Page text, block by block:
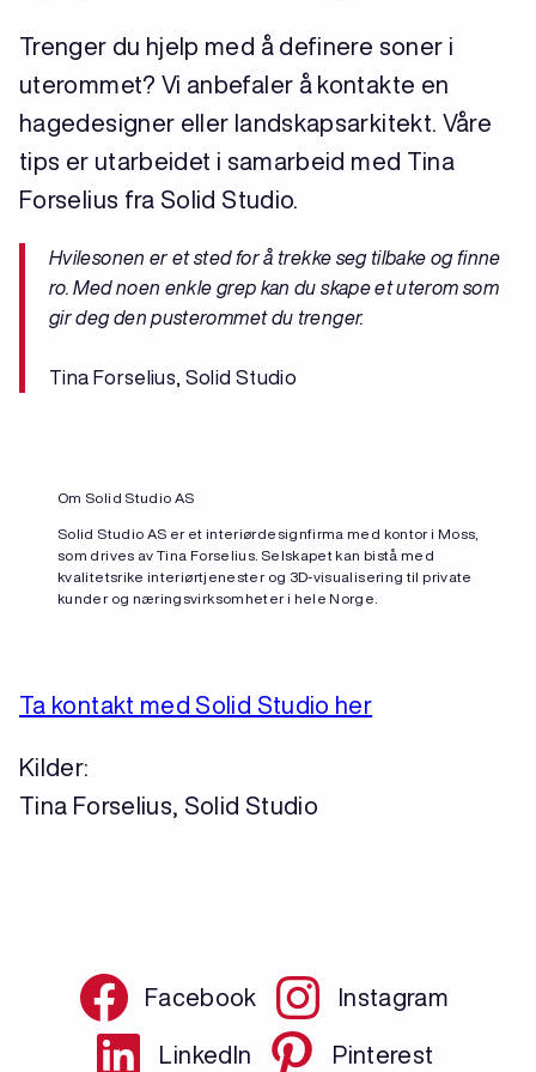
Trenger du hjelp med å definere soner i
uterommet? Vi anbefaler å kontakte en
hagedesigner eller landskapsarkitekt. Våre
tips er utarbeidet i samarbeid med Tina
Forselius fra Solid Studio.
Hvilesonen er et sted for å trekke seg tilbake og finne
ro. Med noen enkle grep kan du skape et uterom som
gir deg den pusterommet du trenger.
Tina Forselius, Solid Studio
Om Solid Studio AS
Solid Studio AS er et interiørdesignfirma med kontor i Moss,
som drives av Tina Forselius. Selskapet kan bistå med
kvalitetsrike interiørtjenester og 3D-visualisering til private
kunder og næringsvirksomheter i hele Norge.
Ta kontakt med Solid Studio her
Kilder:
Tina Forselius, Solid Studio
Facebook Instagram
LinkedIn Pinterest